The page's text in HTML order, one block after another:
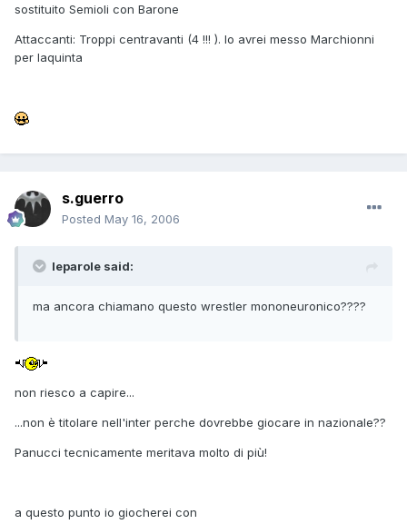
sostituito Semioli con Barone
Attaccanti: Troppi centravanti (4 !!! ). Io avrei messo Marchionni
per Iaquinta
s.guerro
Posted May 16, 2006
leparole said:
ma ancora chiamano questo wrestler mononeuronico????
non riesco a capire...
...non è titolare nell'inter perche dovrebbe giocare in nazionale??
Panucci tecnicamente meritava molto di più!
a questo punto io giocherei con